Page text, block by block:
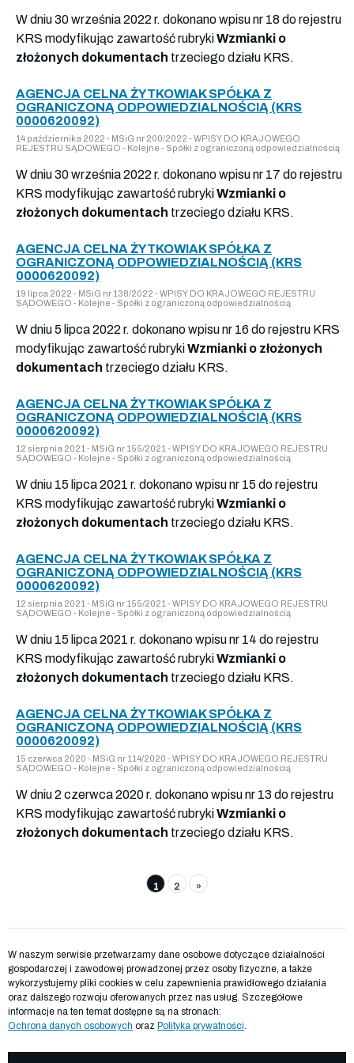
W dniu 30 września 2022 r. dokonano wpisu nr 18 do rejestru
KRS modyfikując zawartość rubrykiWzmianki o
złożonych dokumentach trzeciego działu KRS.
AGENCJA CELNA ŻYTKOWIAK SPÓŁKA Z
OGRANICZONĄ ODPOWIEDZIALNOŚCIĄ (KRS
0000620092)
14 października 2022 - MSiG nr 200/2022 - WPISY DO KRAJOWEGO
REJESTRU SĄDOWEGO - Kolejne - Spółki z ograniczoną odpowiedzialnością
W dniu 30 września 2022 r. dokonano wpisu nr 17 do rejestru
KRS modyfikując zawartość rubrykiWzmianki o
złożonych dokumentach trzeciego działu KRS.
AGENCJA CELNA ŻYTKOWIAK SPÓŁKA Z
OGRANICZONĄ ODPOWIEDZIALNOŚCIĄ (KRS
0000620092)
19 lipca 2022 - MSiG nr 138/2022 - WPISY DO KRAJOWEGO REJESTRU
SĄDOWEGO - Kolejne - Spółki z ograniczoną odpowiedzialnością
W dniu 5 lipca 2022 r. dokonano wpisu nr 16 do rejestru KRS
modyfikując zawartość rubrykiWzmianki o złożonych
dokumentach trzeciego działu KRS.
AGENCJA CELNA ŻYTKOWIAK SPÓŁKA Z
OGRANICZONĄ ODPOWIEDZIALNOŚCIĄ (KRS
0000620092)
12 sierpnia 2021 - MSiG nr 155/2021 - WPISY DO KRAJOWEGO REJESTRU
SĄDOWEGO - Kolejne - Spółki z ograniczoną odpowiedzialnością
W dniu 15 lipca 2021 r. dokonano wpisu nr 15 do rejestru
KRS modyfikując zawartość rubrykiWzmianki o
złożonych dokumentach trzeciego działu KRS.
AGENCJA CELNA ŻYTKOWIAK SPÓŁKA Z
OGRANICZONĄ ODPOWIEDZIALNOŚCIĄ (KRS
0000620092)
12 sierpnia 2021 - MSiG nr 155/2021 - WPISY DO KRAJOWEGO REJESTRU
SĄDOWEGO - Kolejne - Spółki z ograniczoną odpowiedzialnością
W dniu 15 lipca 2021 r. dokonano wpisu nr 14 do rejestru
KRS modyfikując zawartość rubrykiWzmianki o
złożonych dokumentach trzeciego działu KRS.
AGENCJA CELNA ŻYTKOWIAK SPÓŁKA Z
OGRANICZONĄ ODPOWIEDZIALNOŚCIĄ (KRS
0000620092)
15 czerwca 2020 - MSiG nr 114/2020 - WPISY DO KRAJOWEGO REJESTRU
SĄDOWEGO - Kolejne - Spółki z ograniczoną odpowiedzialnością
W dniu 2 czerwca 2020 r. dokonano wpisu nr 13 do rejestru
KRS modyfikując zawartość rubrykiWzmianki o
złożonych dokumentach trzeciego działu KRS.
1 2 »
W naszym serwisie przetwarzamy dane osobowe dotyczące działalności
gospodarczej i zawodowej prowadzonej przez osoby fizyczne, a także
wykorzystujemy pliki cookies w celu zapewnienia prawidłowego działania
oraz dalszego rozwoju oferowanych przez nas usług. Szczegółowe
informacje na ten temat dostępne są na stronach:
Ochrona danych osobowych oraz Polityka prywatności